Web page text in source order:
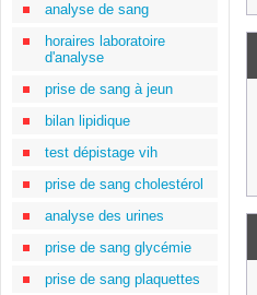
analyse de sang
horaires laboratoire
d'analyse
prise de sang à jeun
bilan lipidique
test dépistage vih
prise de sang cholestérol
analyse des urines
prise de sang glycémie
prise de sang plaquettes